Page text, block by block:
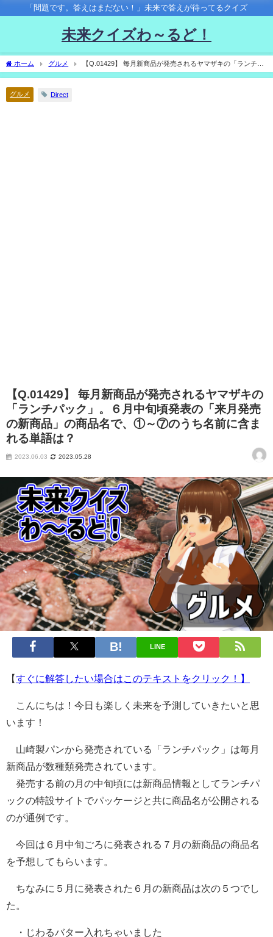
「問題です。答えはまだない！」未来で答えが待ってるクイズ
未来クイズわ～るど！
ホーム グルメ
【Q.01429】 毎月新商品が発売されるヤマザキの「ランチパ
ック」。６月中旬頃発表の「来月発売の新商品」の商品名で、①～⑦のうち名前に含
グルメ
Direct
【Q.01429】 毎月新商品が発売されるヤマザキの
「ランチパック」。６月中旬頃発表の「来月発売
の新商品」の商品名で、①～⑦のうち名前に含ま
れる単語は？
2023.06.03 2023.05.28
LINE
【すぐに解答したい場合はこのテキストをクリック！】
こんにちは！今日も楽しく未来を予測していきたいと思
います！
山崎製パンから発売されている「ランチパック」は毎月
新商品が数種類発売されています。
発売する前の月の中旬頃には新商品情報としてランチパ
ックの特設サイトでパッケージと共に商品名が公開される
のが通例です。
今回は６月中旬ごろに発表される７月の新商品の商品名
を予想してもらいます。
ちなみに５月に発表された６月の新商品は次の５つでし
た。
・じわるバター入れちゃいました